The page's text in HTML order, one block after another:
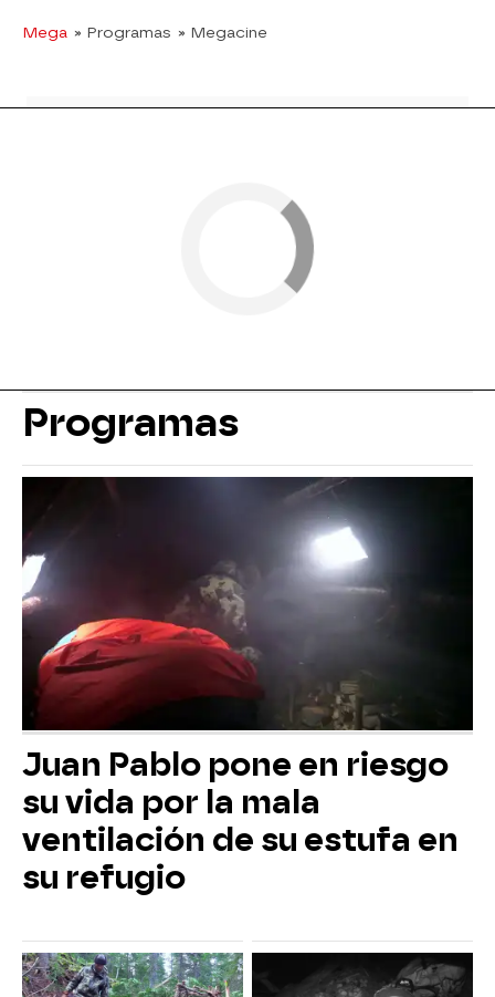
Mega » Programas » Megacine
Programas
Juan Pablo pone en riesgo
su vida por la mala
ventilación de su estufa en
su refugio